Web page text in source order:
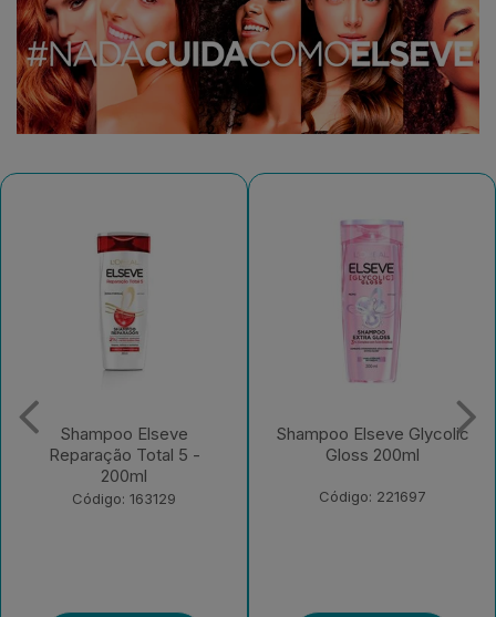
Shampoo Elseve
Reparação Total 5 -
200ml
Código: 163129
Shampoo Elseve Glycolic
Gloss 200ml
Código: 221697